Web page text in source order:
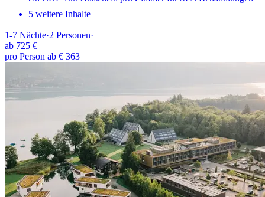
5 weitere Inhalte
1-7 Nächte·2 Personen·
ab 725 €
pro Person ab € 363